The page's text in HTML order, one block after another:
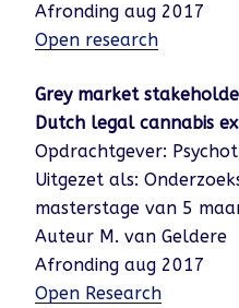
Afronding aug 2017
Open research
Grey market
Dutch legal cannabis
Opdrachtgever:
Uitgezet als:
masterstage van 5
Auteur M. van Geldere
Afronding aug 2017
Open Research